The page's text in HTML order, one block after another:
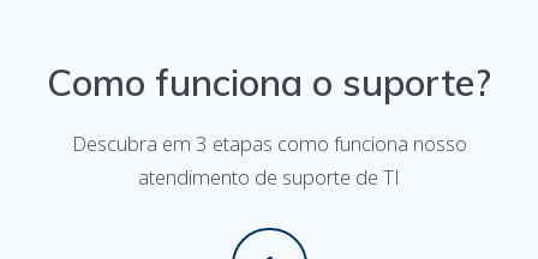
Como funciona o suporte?
Descubra em 3 etapas como funciona nosso
atendimento de suporte de TI